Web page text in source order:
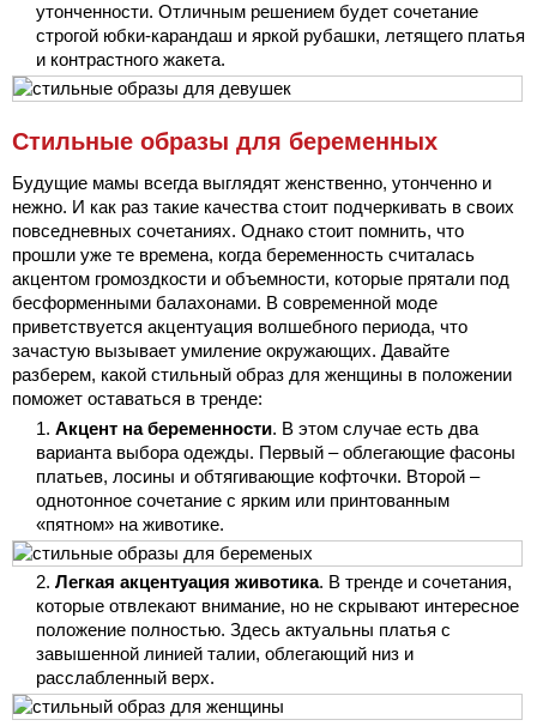
утонченности. Отличным решением будет сочетание
строгой юбки-карандаш и яркой рубашки, летящего платья
и контрастного жакета.
Стильные образы для беременных
Будущие мамы всегда выглядят женственно, утонченно и
нежно. И как раз такие качества стоит подчеркивать в своих
повседневных сочетаниях. Однако стоит помнить, что
прошли уже те времена, когда беременность считалась
акцентом громоздкости и объемности, которые прятали под
бесформенными балахонами. В современной моде
приветствуется акцентуация волшебного периода, что
зачастую вызывает умиление окружающих. Давайте
разберем, какой стильный образ для женщины в положении
поможет оставаться в тренде:
Акцент на беременности. В этом случае есть два
варианта выбора одежды. Первый – облегающие фасоны
платьев, лосины и обтягивающие кофточки. Второй –
однотонное сочетание с ярким или принтованным
«пятном» на животике.
Легкая акцентуация животика. В тренде и сочетания,
которые отвлекают внимание, но не скрывают интересное
положение полностью. Здесь актуальны платья с
завышенной линией талии, облегающий низ и
расслабленный верх.